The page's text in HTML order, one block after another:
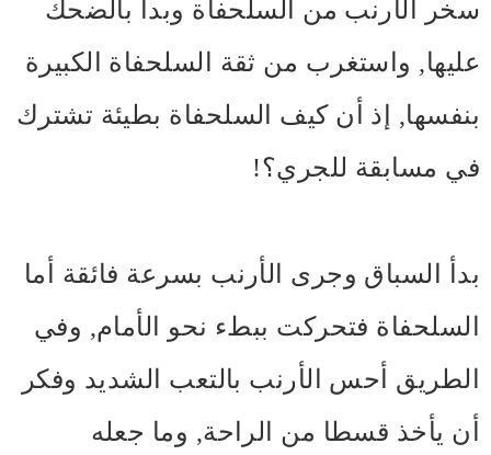
سخر الأرنب من السلحفاة وبدأ بالضحك
عليها, واستغرب من ثقة السلحفاة الكبيرة
بنفسها, إذ أن كيف السلحفاة بطيئة تشترك
في مسابقة للجري؟!
بدأ السباق وجرى الأرنب بسرعة فائقة أما
السلحفاة فتحركت ببطء نحو الأمام, وفي
الطريق أحس الأرنب بالتعب الشديد وفكر
أن يأخذ قسطا من الراحة, وما جعله